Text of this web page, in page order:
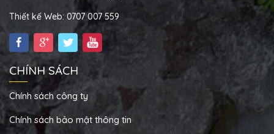
Thiết kế Web: 0707 007 559
CHÍNH SÁCH
Chính sách công ty
Chính sách bảo mật thông tin